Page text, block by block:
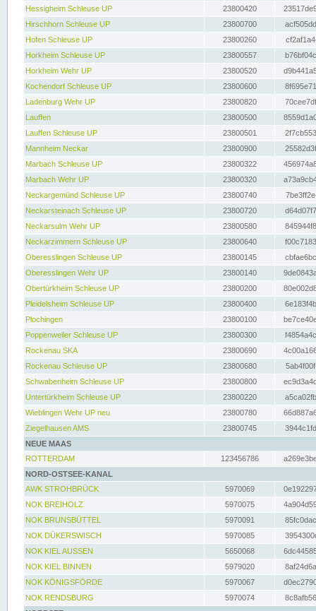
Hessigheim Schleuse UP
23800420
Hirschhorn Schleuse UP
23800700
Hofen Schleuse UP
23800260
Horkheim Schleuse UP
23800557
Horkheim Wehr UP
23800520
Kochendorf Schleuse UP
23800600
Ladenburg Wehr UP
23800820
Lauffen
23800500
Lauffen Schleuse UP
23800501
Mannheim Neckar
23800900
Marbach Schleuse UP
23800322
Marbach Wehr UP
23800320
Neckargemünd Schleuse UP
23800740
Neckarsteinach Schleuse UP
23800720
Neckarsulm Wehr UP
23800580
Neckarzimmern Schleuse UP
23800640
Oberesslingen Schleuse UP
23800145
Oberesslingen Wehr UP
23800140
Obertürkheim Schleuse UP
23800200
Pleidelsheim Schleuse UP
23800400
Plochingen
23800100
Poppenweiler Schleuse UP
23800300
Rockenau SKA
23800690
Rockenau Schleuse UP
23800680
Schwabenheim Schleuse UP
23800800
Untertürkheim Schleuse UP
23800220
Wieblingen Wehr UP neu
23800780
Ziegelhausen AMS
23800745
NEUE MAAS
ROTTERDAM
123456786
NORD-OSTSEE-KANAL
AWK STROHBRÜCK
5970069
NOK BREIHOLZ
5970075
NOK BRUNSBÜTTEL
5970091
NOK DÜKERSWISCH
5970085
NOK KIEL AUSSEN
5650068
NOK KIEL BINNEN
5979020
NOK KÖNIGSFÖRDE
5970067
NOK RENDSBURG
5970074